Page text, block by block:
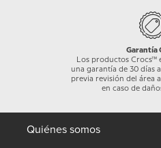
Garantía
Los productos Crocs™
una garantía de 30 días
previa revisión del área
en caso de
Quiénes somos